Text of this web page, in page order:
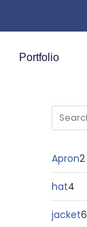
Portfolio
Apron2
hat4
jacket6